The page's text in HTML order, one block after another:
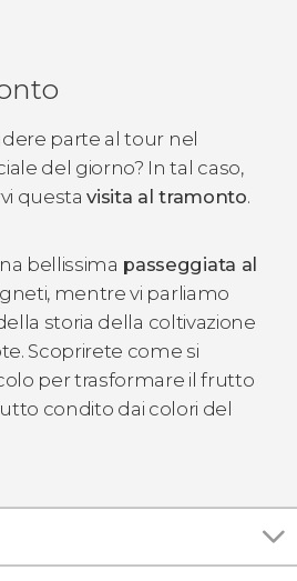
parte al tour nel
del giorno? In tal caso,
questavisita al tramonto.
bellissima passeggiata al
mentre vi parliamo
storia della coltivazione
Scoprirete come si
per trasformare il frutto
condito dai colori del